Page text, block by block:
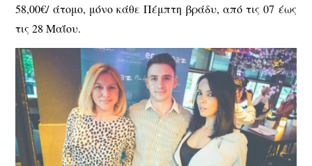
58,00€/ άτομο, μόνο κάθε Πέμπτη βράδυ, από τις 07 έως
τις 28 Μαΐου.